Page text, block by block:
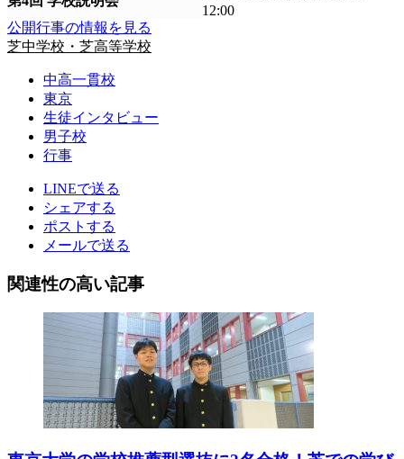
12:00
公開行事の情報を見る
芝中学校・芝高等学校
中高一貫校
東京
生徒インタビュー
男子校
行事
LINEで送る
シェアする
ポストする
メールで送る
関連性の高い記事